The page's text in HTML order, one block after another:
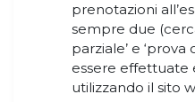
prenotazioni
sempre due
parziale’ e ‘prova
essere effettuate
utilizzando il sito